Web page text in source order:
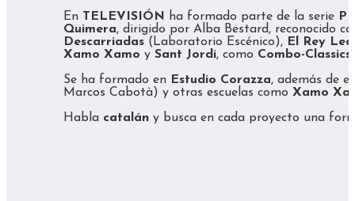
En TELEVISIÓN ha formado parte de la serie
Quimera, dirigido por Alba Bestard, reconocido
Descarriadas (Laboratorio Escénico), El Rey
Xamo Xamo y Sant Jordi, como Combo-Classics
Se ha formado en Estudio Corazza, además de
Marcos Cabotà) y otras escuelas como Xamo
Habla catalán y busca en cada proyecto una